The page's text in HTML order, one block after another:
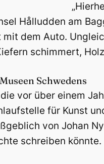
Hålludden am
dem Auto.
schimmert,
Schwedens
vor über einem
für Kunst
von Johan
schreiben könnte.